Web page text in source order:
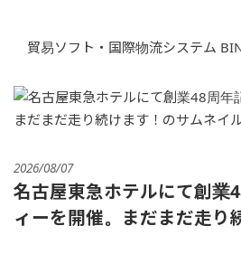
貿易ソフト・国際物流システム
2026/08/07
名古屋東急ホテルにて創業
ィーを開催。まだまだ走り